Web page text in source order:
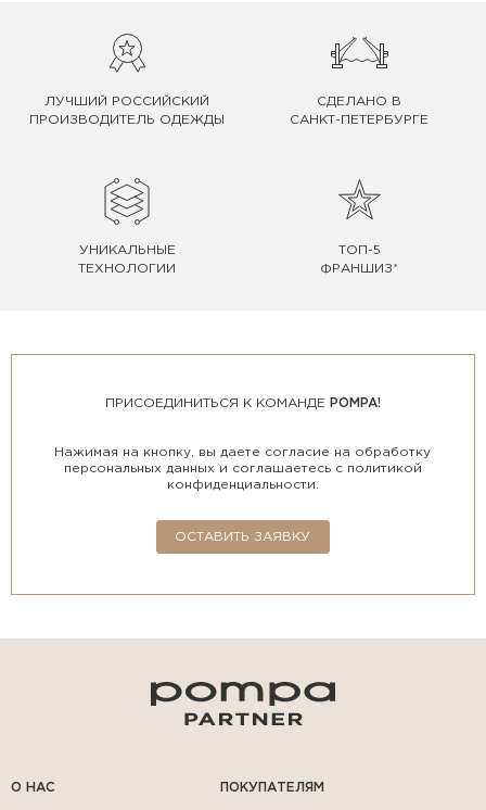
ЛУЧШИЙ РОССИЙСКИЙ
ПРОИЗВОДИТЕЛЬ ОДЕЖДЫ
СДЕЛАНО В
САНКТ-ПЕТЕРБУРГЕ
УНИКАЛЬНЫЕ
ТЕХНОЛОГИИ
ТОП-5
ФРАНШИЗ*
О НАС ПОКУПАТЕЛЯМ
ПРИСОЕДИНИТЬСЯ К КОМАНДЕ POMPA!
Нажимая на кнопку, вы даете согласие на обработку
персональных данных и соглашаетесь с политикой
конфиденциальности.
ОСТАВИТЬ ЗАЯВКУ